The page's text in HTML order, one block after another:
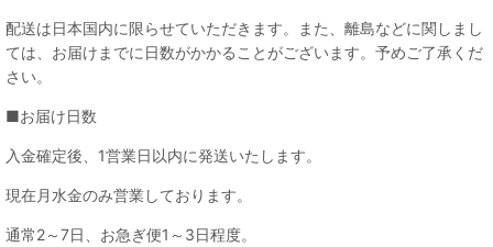
配送は日本国内に限らせていただきます。また、離島などに関しまし
ては、お届けまでに日数がかかることがございます。予めご了承くだ
さい。
■お届け日数
入金確定後、1営業日以内に発送いたします。
現在月水金のみ営業しております。
通常2～7日、お急ぎ便1～3日程度。